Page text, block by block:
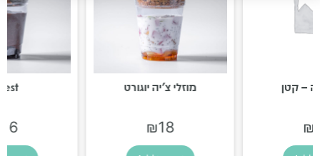
– קטן
₪
מוזלי צ׳יה יוגורט
₪18
16